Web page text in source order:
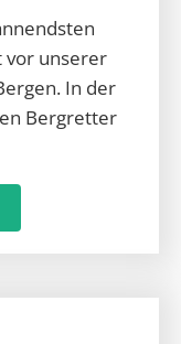
vor unserer
In der
Bergretter